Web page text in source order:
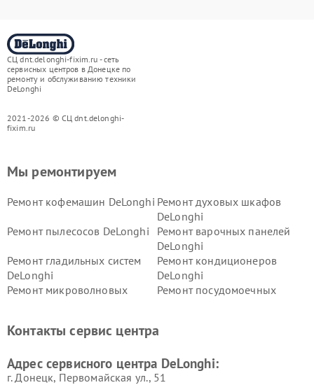
СЦ dnt.delonghi-fixim.ru - сеть
сервисных центров в Донецке по
ремонту и обслуживанию техники
DeLonghi
2021-2026 © СЦ dnt.delonghi-
fixim.ru
Мы ремонтируем
Ремонт кофемашин DeLonghi Ремонт духовых шкафов
DeLonghi
Ремонт пылесосов DeLonghi
Ремонт варочных панелей
DeLonghi
Ремонт гладильных систем
DeLonghi
Ремонт кондиционеров
DeLonghi
Ремонт микроволновых
Ремонт посудомоечных
DeLonghi
DeLonghi
Контакты сервис центра
Адрес сервисного центра DeLonghi:
г. Донецк, Первомайская ул., 51